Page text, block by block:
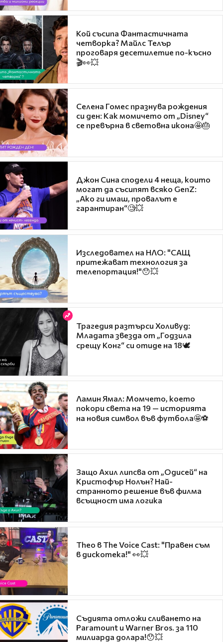
Кой съсипа Фантастичната
четворка? Майлс Телър
проговаря десетилетие по-късно
🎬👀💥
Селена Гомес празнува рождения
си ден: Как момичето от „Disney“
се превърна в световна икона🤩🎂
Джон Сина сподели 4 неща, които
могат да съсипят всяко GenZ:
„Ако ги имаш, провалът е
гарантиран“🧐💥
Изследовател на НЛО: "САЩ
притежават технология за
телепортация!"😯💥
Трагедия разтърси Холивуд:
Младата звезда от „Годзила
срещу Конг“ си отиде на 18🕊️
Ламин Ямал: Момчето, което
покори света на 19 — историята
на новия символ във футбола🤩⚽
Защо Ахил липсва от „Одисей“ на
Кристофър Нолън? Най-
странното решение във филма
всъщност има логика
Theo в The Voice Cast: "Правен съм
в дискотека!" 👀💥
Съдията отложи сливането на
Paramount и Warner Bros. за 110
милиарда долара!😯💥